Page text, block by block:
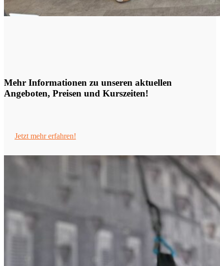
Mehr Informationen zu unseren aktuellen
Angeboten, Preisen und Kurszeiten!
Jetzt mehr erfahren!